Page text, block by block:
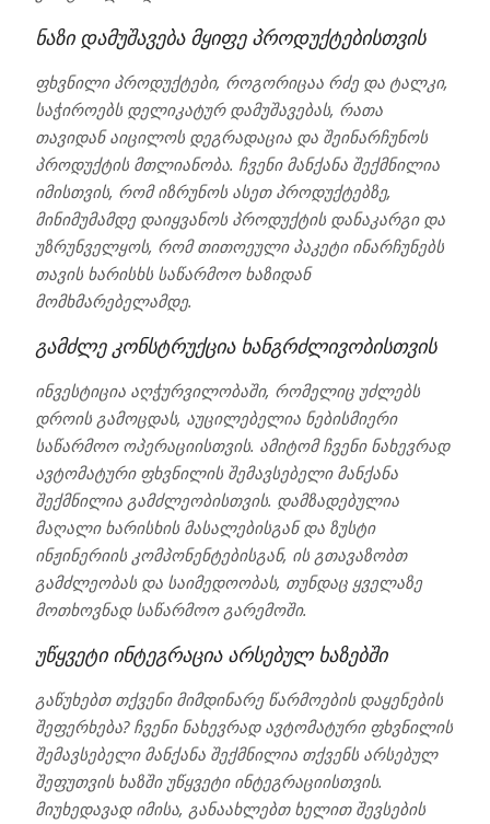
ნაზი დამუშავება მყიფე პროდუქტებისთვის
ფხვნილი პროდუქტები, როგორიცაა რძე და ტალკი,
საჭიროებს დელიკატურ დამუშავებას, რათა
თავიდან აიცილოს დეგრადაცია და შეინარჩუნოს
პროდუქტის მთლიანობა. ჩვენი მანქანა შექმნილია
იმისთვის, რომ იზრუნოს ასეთ პროდუქტებზე,
მინიმუმამდე დაიყვანოს პროდუქტის დანაკარგი და
უზრუნველყოს, რომ თითოეული პაკეტი ინარჩუნებს
თავის ხარისხს საწარმოო ხაზიდან
მომხმარებელამდე.
გამძლე კონსტრუქცია ხანგრძლივობისთვის
ინვესტიცია აღჭურვილობაში, რომელიც უძლებს
დროის გამოცდას, აუცილებელია ნებისმიერი
საწარმოო ოპერაციისთვის. ამიტომ ჩვენი ნახევრად
ავტომატური ფხვნილის შემავსებელი მანქანა
შექმნილია გამძლეობისთვის. დამზადებულია
მაღალი ხარისხის მასალებისგან და ზუსტი
ინჟინერიის კომპონენტებისგან, ის გთავაზობთ
გამძლეობას და საიმედოობას, თუნდაც ყველაზე
მოთხოვნად საწარმოო გარემოში.
უწყვეტი ინტეგრაცია არსებულ ხაზებში
გაწუხებთ თქვენი მიმდინარე წარმოების დაყენების
შეფერხება? ჩვენი ნახევრად ავტომატური ფხვნილის
შემავსებელი მანქანა შექმნილია თქვენს არსებულ
შეფუთვის ხაზში უწყვეტი ინტეგრაციისთვის.
მიუხედავად იმისა, განაახლებთ ხელით შევსების